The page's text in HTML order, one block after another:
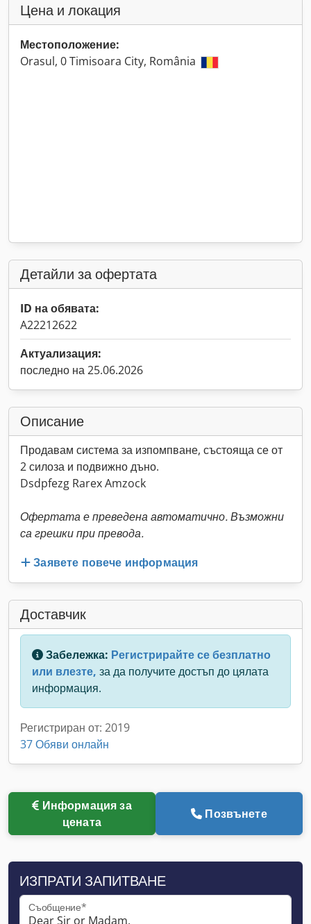
Цена и локация
Местоположение:
Orasul, 0 Timisoara City, România
Детайли за офертата
ID на обявата:
A22212622
Актуализация:
последно на 25.06.2026
Описание
Продавам система за изпомпване, състояща се от
2 силоза и подвижно дъно.
Dsdpfezg Rarex Amzock
Офертата е преведена автоматично. Възможни
са грешки при превода.
Заявете повече информация
Доставчик
Забележка: Регистрирайте се безплатно
или влезте, за да получите достъп до цялата
информация.
Регистриран от: 2019
37 Обяви онлайн
цената
Позвънете
ИЗПРАТИ ЗАПИТВАНЕ
Съобщение*